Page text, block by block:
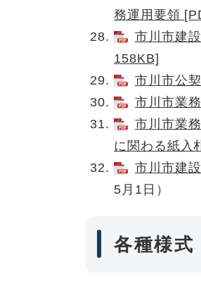
務運用要領
市川市建
158KB]
市川市公
市川市業
市川市業
に関わる紙入
市川市建
5月1日）​
各種様式